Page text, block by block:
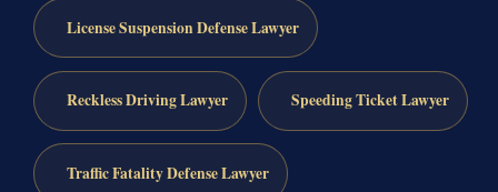
License Suspension Defense Lawyer
Reckless Driving Lawyer Speeding Ticket Lawyer
Traffic Fatality Defense Lawyer